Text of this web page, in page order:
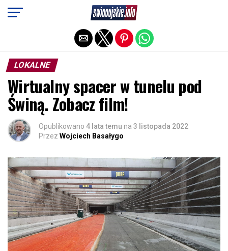
LOKALNE
Wirtualny spacer w tunelu pod
Świną. Zobacz film!
Opublikowano 4 lata temu na 3 listopada 2022
Przez Wojciech Basałygo
Exit mobile version